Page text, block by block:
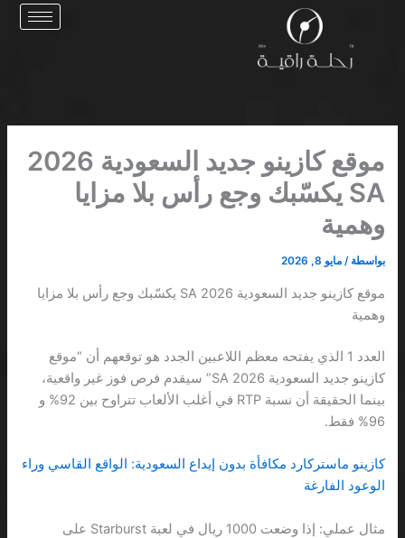
موقع كازينو جديد السعودية 2026
SA يكسّبك وجع رأس بلا مزايا
وهمية
بواسطة /مايو 8, 2026
موقع كازينو جديد السعودية 2026 SA يكسّبك وجع رأس بلا مزايا
وهمية
العدد 1 الذي يفتحه معظم اللاعبين الجدد هو توقعهم أن “موقع
كازينو جديد السعودية 2026 SA” سيقدم فرص فوز غير واقعية،
بينما الحقيقة أن نسبة RTP في أغلب الألعاب تتراوح بين 92% و
96% فقط.
كازينو ماستركارد مكافأة بدون إيداع السعودية: الواقع القاسي وراء
الوعود الفارغة
مثال عملي: إذا وضعت 1000 ريال في لعبة Starburst على